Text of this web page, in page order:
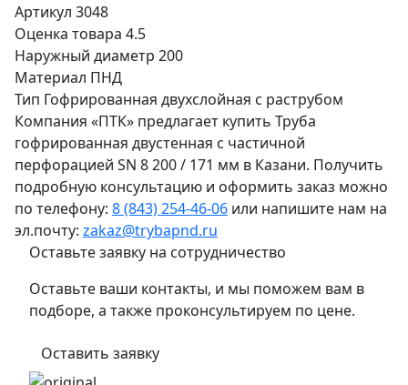
Артикул 3048
Оценка товара 4.5
Наружный диаметр 200
Материал ПНД
Тип Гофрированная двухслойная с раструбом
Компания «ПТК» предлагает купить Труба
гофрированная двустенная с частичной
перфорацией SN 8 200 / 171 мм в Казани. Получить
подробную консультацию и оформить заказ можно
по телефону: 8 (843) 254-46-06 или напишите нам на
эл.почту: zakaz@trybapnd.ru
Оставьте заявку на сотрудничество
Оставьте ваши контакты, и мы поможем вам в
подборе, а также проконсультируем по цене.
Оставить заявку